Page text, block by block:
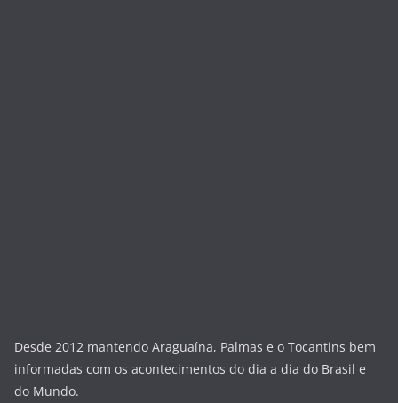
Desde 2012 mantendo Araguaína, Palmas e o Tocantins bem
informadas com os acontecimentos do dia a dia do Brasil e
do Mundo.